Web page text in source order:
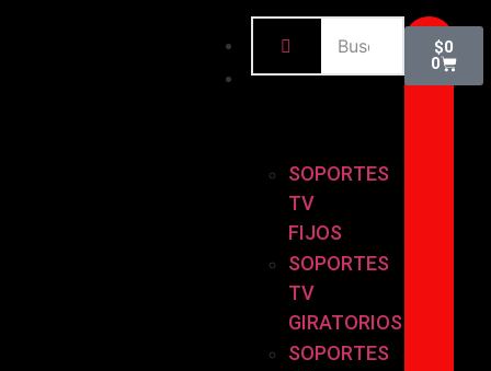
INICIO
BASES
SOPORTES
TV
FIJOS
SOPORTES
TV
GIRATORIOS
SOPORTES
$0
0